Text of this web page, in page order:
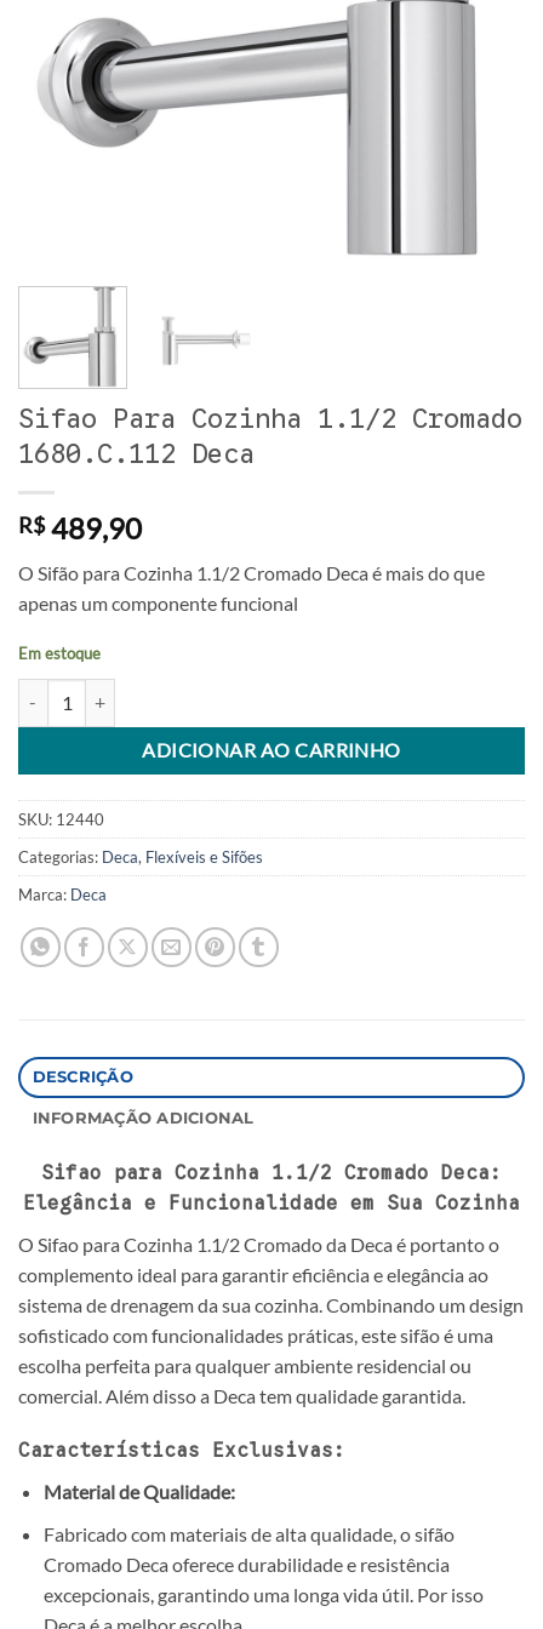
Sifao Para Cozinha 1.1/2 Cromado
1680.C.112 Deca
R$489,90
O Sifão para Cozinha 1.1/2 Cromado Deca é mais do que
apenas um componente funcional
Em estoque
ADICIONAR AO CARRINHO
Alternative:
SKU: 12440
Categorias: Deca, Flexíveis e Sifões
Marca: Deca
DESCRIÇÃO
INFORMAÇÃO ADICIONAL
Sifao para Cozinha 1.1/2 Cromado Deca:
Elegância e Funcionalidade em Sua Cozinha
O Sifao para Cozinha 1.1/2 Cromado da Deca é portanto o
complemento ideal para garantir eficiência e elegância ao
sistema de drenagem da sua cozinha. Combinando um design
sofisticado com funcionalidades práticas, este sifão é uma
escolha perfeita para qualquer ambiente residencial ou
comercial. Além disso a Deca tem qualidade garantida.
Características Exclusivas:
Material de Qualidade:
Fabricado com materiais de alta qualidade, o sifão
Cromado Deca oferece durabilidade e resistência
excepcionais, garantindo uma longa vida útil. Por isso